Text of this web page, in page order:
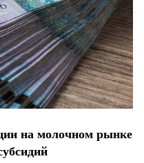
на молочном рынке